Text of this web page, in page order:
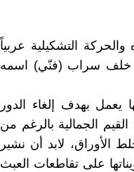
التشكيلية عربياً
خلف سراب (فنّي) اسمه
يعمل بهدف إلغاء الدور
الجمالية بالرغم من
الأوراق، لابد أن نشير
على تقاطعات العبث